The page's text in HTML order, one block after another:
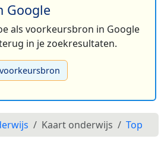
Google
als voorkeursbron in Google
in je zoekresultaten.
Kaart onderwijs Top